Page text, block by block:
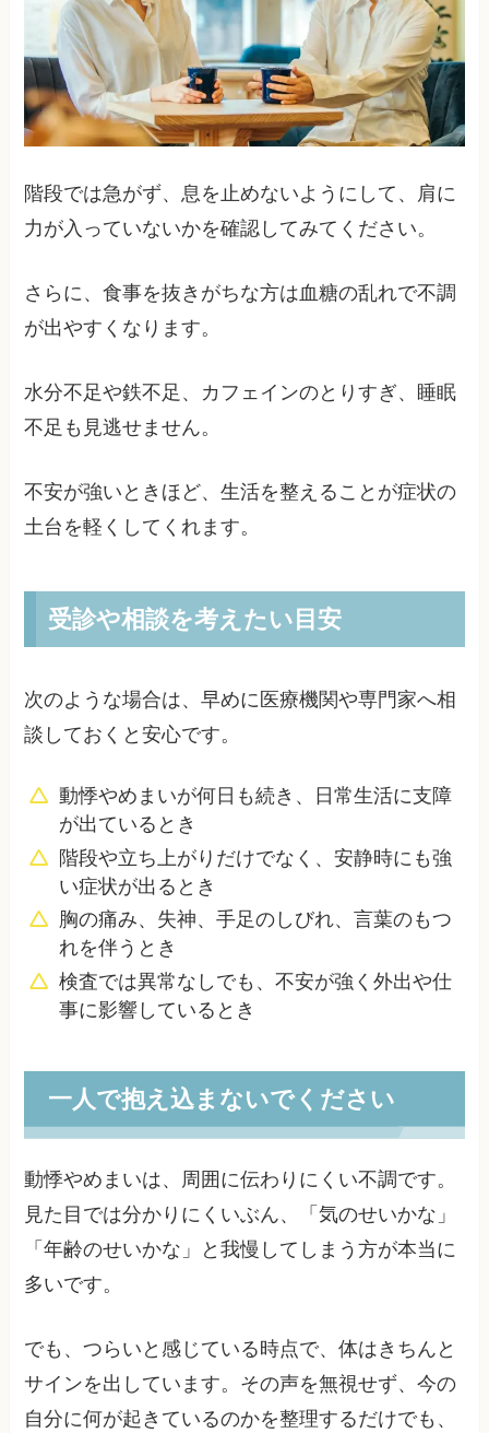
階段では急がず、息を止めないようにして、肩に
力が入っていないかを確認してみてください。
さらに、食事を抜きがちな方は血糖の乱れで不調
が出やすくなります。
水分不足や鉄不足、カフェインのとりすぎ、睡眠
不足も見逃せません。
不安が強いときほど、生活を整えることが症状の
土台を軽くしてくれます。
受診や相談を考えたい目安
次のような場合は、早めに医療機関や専門家へ相
談しておくと安心です。
動悸やめまいが何日も続き、日常生活に支障
が出ているとき
階段や立ち上がりだけでなく、安静時にも強
い症状が出るとき
胸の痛み、失神、手足のしびれ、言葉のもつ
れを伴うとき
検査では異常なしでも、不安が強く外出や仕
事に影響しているとき
一人で抱え込まないでください
動悸やめまいは、周囲に伝わりにくい不調です。
見た目では分かりにくいぶん、「気のせいかな」
「年齢のせいかな」と我慢してしまう方が本当に
多いです。
でも、つらいと感じている時点で、体はきちんと
サインを出しています。その声を無視せず、今の
自分に何が起きているのかを整理するだけでも、